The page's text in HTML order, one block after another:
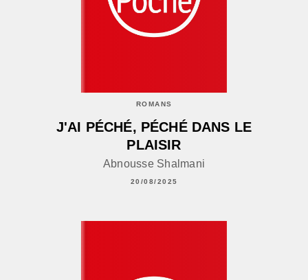
ROMANS
J'AI PÉCHÉ, PÉCHÉ DANS LE
PLAISIR
Abnousse Shalmani
20/08/2025